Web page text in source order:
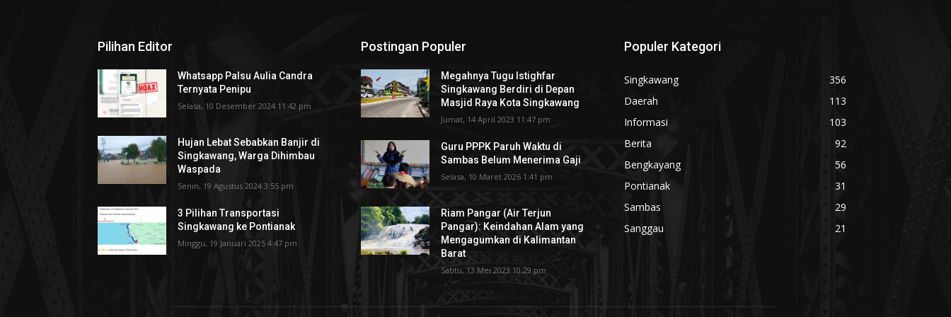
Pilihan Editor
Whatsapp Palsu Aulia Candra
Ternyata Penipu
Selasa, 10 Desember 2024 11:42 pm
Hujan Lebat Sebabkan Banjir di
Singkawang, Warga Dihimbau
Waspada
Senin, 19 Agustus 2024 3:55 pm
3 Pilihan Transportasi
Singkawang ke Pontianak
Minggu, 19 Januari 2025 4:47 pm
Postingan Populer
Megahnya Tugu Istighfar
Singkawang Berdiri di Depan
Masjid Raya Kota Singkawang
Jumat, 14 April 2023 11:47 pm
Guru PPPK Paruh Waktu di
Sambas Belum Menerima Gaji
Selasa, 10 Maret 2026 1:41 pm
Riam Pangar (Air Terjun
Pangar): Keindahan Alam yang
Mengagumkan di Kalimantan
Barat
Sabtu, 13 Mei 2023 10:29 pm
Populer Kategori
Singkawang
356
Daerah
113
Informasi
103
Berita
92
Bengkayang
56
Pontianak
31
Sambas
29
Sanggau
21